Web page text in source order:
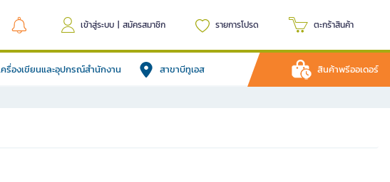
เข้าสู่ระบบ | สมัครสมาชิก รายการโปรด ตะกร้าสินค้า
ครื่องเขียนและอุปกรณ์สำนักงาน สาขาบีทูเอส สินค้าพรีออเดอร์